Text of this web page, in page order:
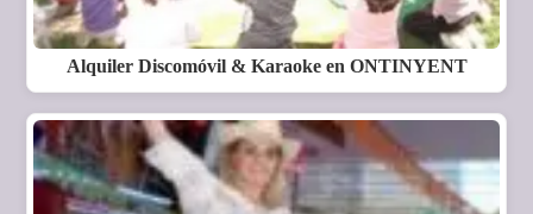
Alquiler Discomóvil & Karaoke en ONTINYENT